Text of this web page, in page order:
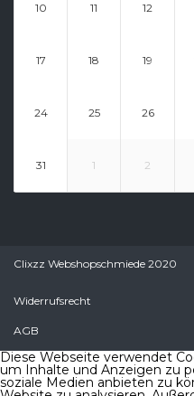
10 11 12
17 18 19
24 25 26
31 1 2
Clixzz Webshopschmiede 2020
Widerrufsrecht
AGB
Diese Webseite verwendet
um Inhalte und Anzeigen zu
soziale Medien anbieten zu